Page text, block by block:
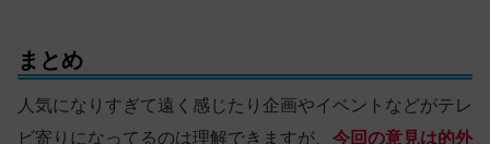
まとめ
人気になりすぎて遠く感じたり企画やイベントなどがテレ
ビ寄りになってるのは理解できますが、 今回の意見は的外